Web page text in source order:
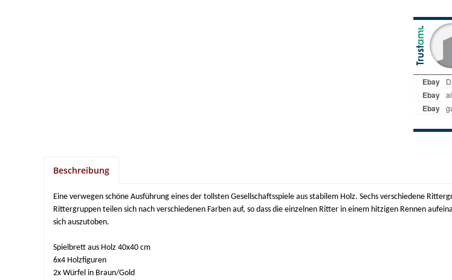
Beschreibung
Eine verwegen schöne Ausführung eines der tollsten Gesellschaftsspiele aus stabilem Holz. Sechs verschiedene
Rittergruppen teilen sich nach verschiedenen Farben auf, so dass die einzelnen Ritter in einem hitzigen Rennen
sich auszutoben.
Spielbrett aus Holz 40x40 cm
6x4 Holzfiguren
2x Würfel in Braun/Gold